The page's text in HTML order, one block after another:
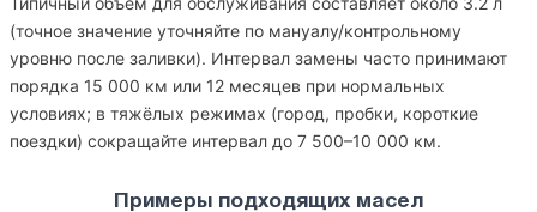
(точное значение уточняйте по мануалу/контрольному
уровню после заливки). Интервал замены часто принимают
порядка 15 000 км или 12 месяцев при нормальных
условиях; в тяжёлых режимах (город, пробки, короткие
поездки) сокращайте интервал до 7 500–10 000 км.
Примеры подходящих масел